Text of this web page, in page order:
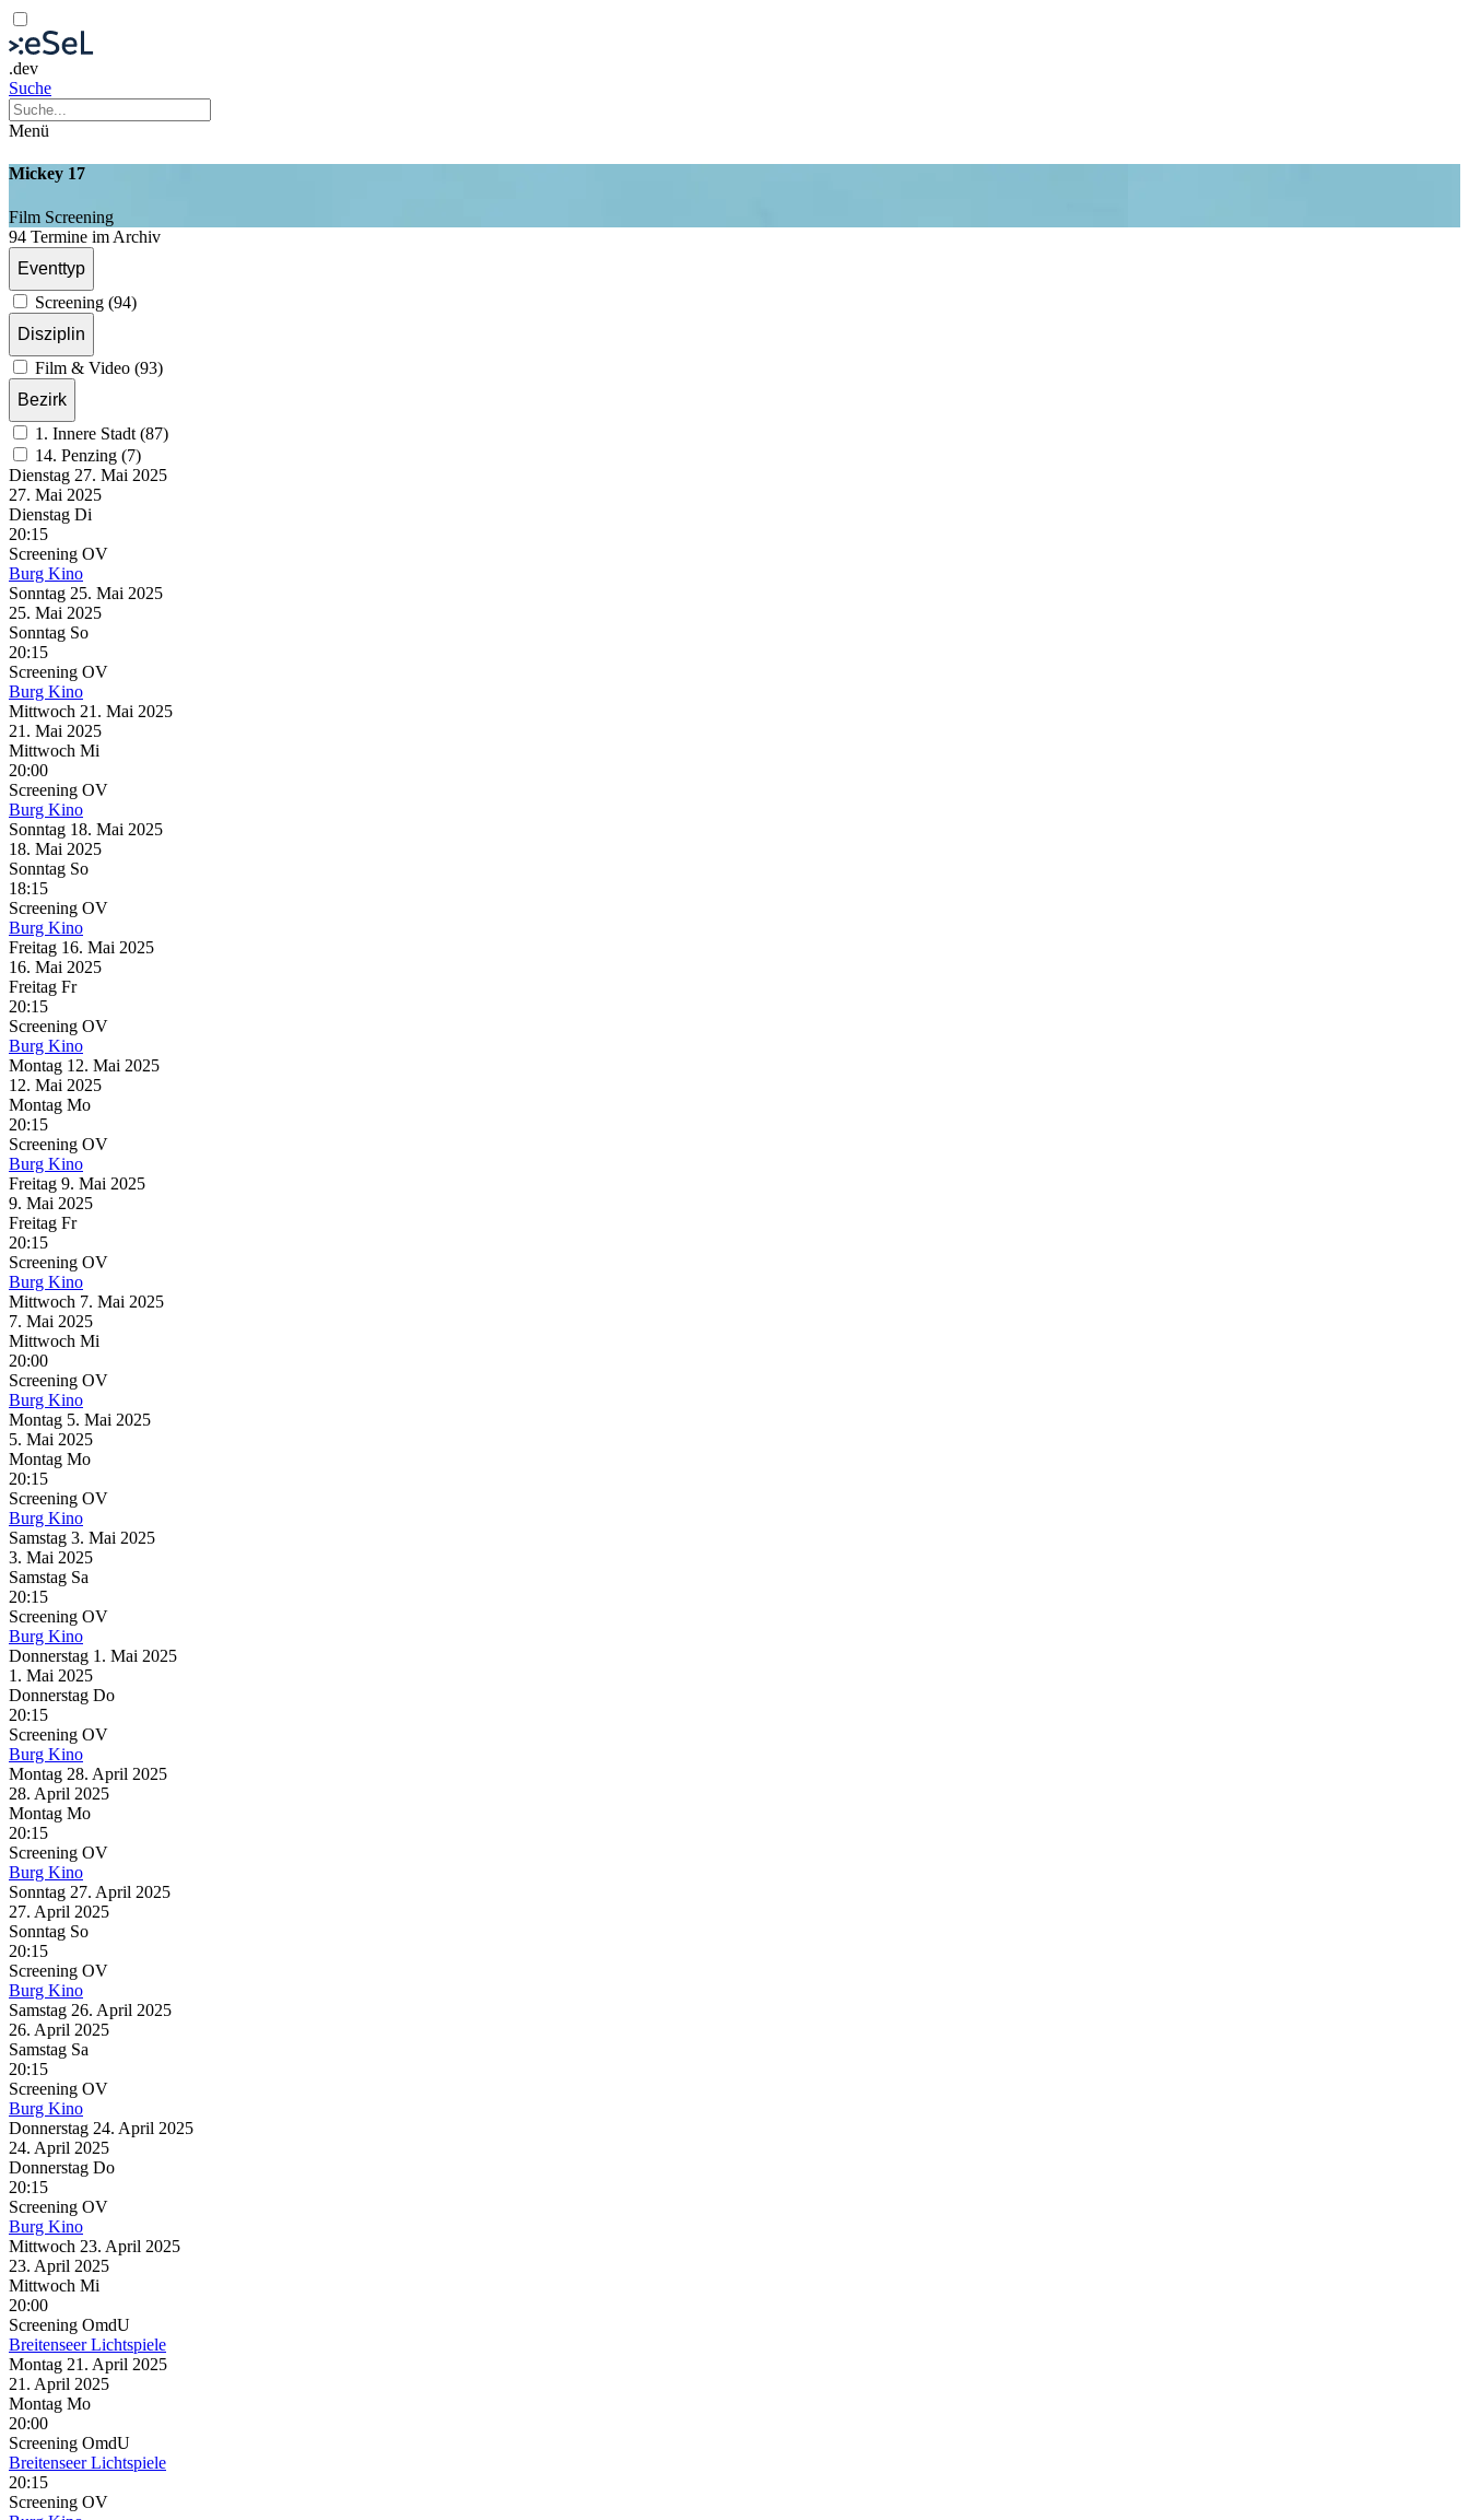
.dev
Suche
Menü
Mickey 17
Film Screening
94 Termine im Archiv
Eventtyp
Screening (94)
Disziplin
Film & Video (93)
Bezirk
1. Innere Stadt (87)
14. Penzing (7)
Dienstag 27. Mai 2025
27. Mai 2025
Dienstag Di
20:15
Screening OV
Burg Kino
Sonntag 25. Mai 2025
25. Mai 2025
Sonntag So
20:15
Screening OV
Burg Kino
Mittwoch 21. Mai 2025
21. Mai 2025
Mittwoch Mi
20:00
Screening OV
Burg Kino
Sonntag 18. Mai 2025
18. Mai 2025
Sonntag So
18:15
Screening OV
Burg Kino
Freitag 16. Mai 2025
16. Mai 2025
Freitag Fr
20:15
Screening OV
Burg Kino
Montag 12. Mai 2025
12. Mai 2025
Montag Mo
20:15
Screening OV
Burg Kino
Freitag 9. Mai 2025
9. Mai 2025
Freitag Fr
20:15
Screening OV
Burg Kino
Mittwoch 7. Mai 2025
7. Mai 2025
Mittwoch Mi
20:00
Screening OV
Burg Kino
Montag 5. Mai 2025
5. Mai 2025
Montag Mo
20:15
Screening OV
Burg Kino
Samstag 3. Mai 2025
3. Mai 2025
Samstag Sa
20:15
Screening OV
Burg Kino
Donnerstag 1. Mai 2025
1. Mai 2025
Donnerstag Do
20:15
Screening OV
Burg Kino
Montag 28. April 2025
28. April 2025
Montag Mo
20:15
Screening OV
Burg Kino
Sonntag 27. April 2025
27. April 2025
Sonntag So
20:15
Screening OV
Burg Kino
Samstag 26. April 2025
26. April 2025
Samstag Sa
20:15
Screening OV
Burg Kino
Donnerstag 24. April 2025
24. April 2025
Donnerstag Do
20:15
Screening OV
Burg Kino
Mittwoch 23. April 2025
23. April 2025
Mittwoch Mi
20:00
Screening OmdU
Breitenseer Lichtspiele
Montag 21. April 2025
21. April 2025
Montag Mo
20:00
Screening OmdU
Breitenseer Lichtspiele
20:15
Screening OV